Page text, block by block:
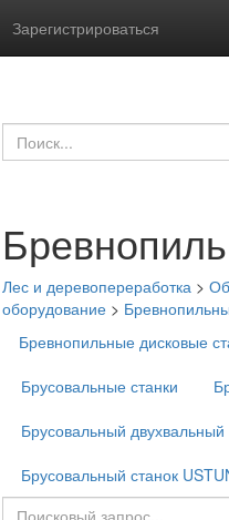
Зарегистрироваться
Лес и деревопереработка >
оборудование >
Бревнопильные дисковые
Брусовальные станки
Брусовальный двухвальный
Брусовальный станок